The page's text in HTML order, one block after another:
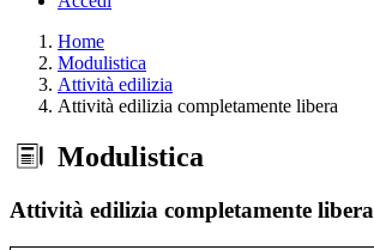
Home
Modulistica
Attività edilizia
Attività edilizia completamente libera
Modulistica
Attività edilizia completamente libera